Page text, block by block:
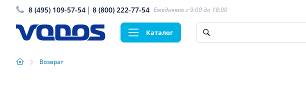
8 (495) 109-57-54 8 (800) 222-77-54 Ежедневно с 9:00 до 18:00
Каталог
› Возврат